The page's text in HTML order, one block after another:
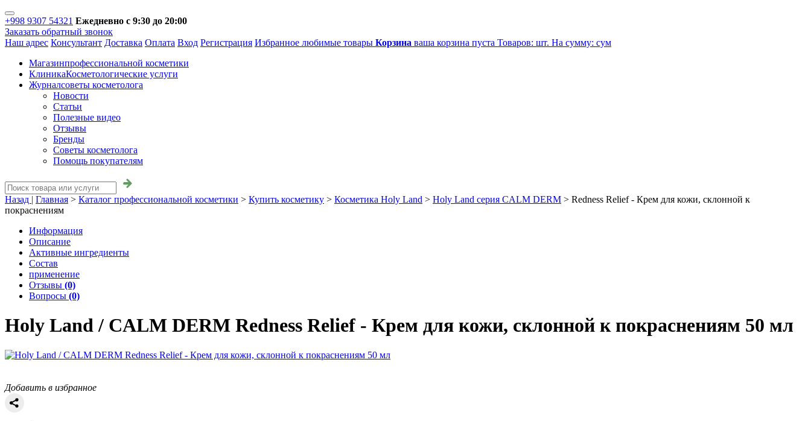
+998 9307 54321 Ежедневно с 9:30 до 20:00
Заказать обратный звонок
Наш адрес Консультант Доставка Оплата Вход Регистрация Избранное любимые товары Корзина ваша корзина пуста Товаров: шт. На сумму: сум
Магазинпрофессиональной косметики
КлиникаКосметологические услуги
Журналсоветы косметолога
Новости
Статьи
Полезные видео
Отзывы
Бренды
Советы косметолога
Помощь покупателям
Назад | Главная > Каталог профессиональной косметики > Купить косметику > Косметика Holy Land > Holy Land серия CALM DERM > Redness Relief - Крем для кожи, склонной к
покраснениям
Информация
Описание
Активные ингредиенты
Состав
применение
Отзывы (0)
Вопросы (0)
Holy Land / CALM DERM Redness Relief - Крем для кожи, склонной к покраснениям 50 мл
Добавить в избранное